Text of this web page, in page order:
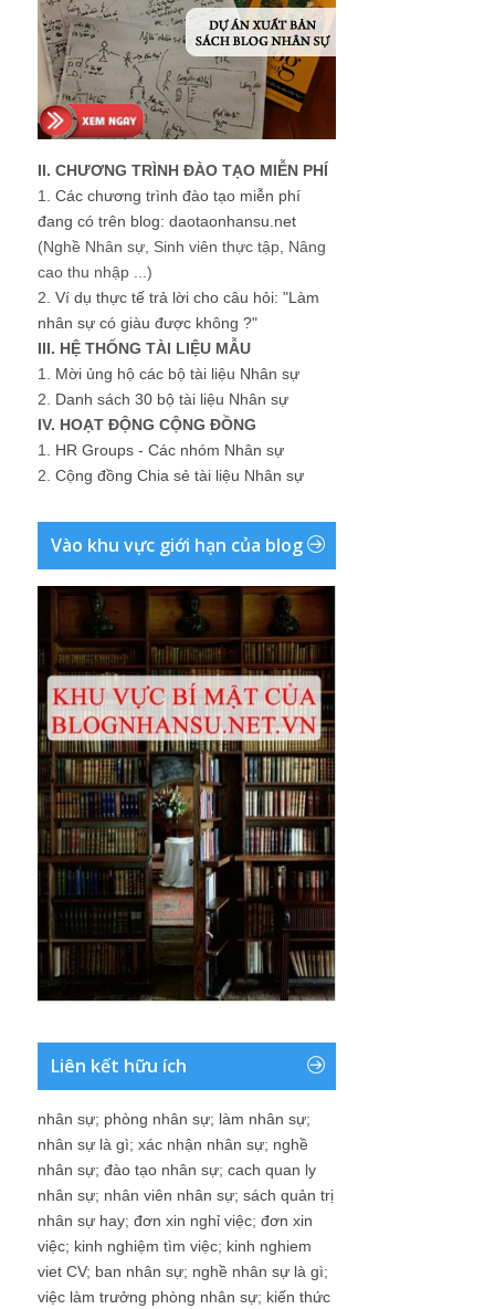
II. CHƯƠNG TRÌNH ĐÀO TẠO MIỄN PHÍ
1. Các chương trình đào tạo miễn phí
đang có trên blog: daotaonhansu.net
(Nghề Nhân sự, Sinh viên thực tập, Nâng
cao thu nhập ...)
2. Ví dụ thực tế trả lời cho câu hỏi: "Làm
nhân sự có giàu được không ?"
III. HỆ THỐNG TÀI LIỆU MẪU
1. Mời ủng hộ các bộ tài liệu Nhân sự
2. Danh sách 30 bộ tài liệu Nhân sự
IV. HOẠT ĐỘNG CỘNG ĐỒNG
1. HR Groups - Các nhóm Nhân sự
2. Cộng đồng Chia sẻ tài liệu Nhân sự
Vào khu vực giới hạn của blog
Liên kết hữu ích
nhân sự; phòng nhân sự; làm nhân sự;
nhân sự là gì; xác nhận nhân sự; nghề
nhân sự; đào tạo nhân sự; cach quan ly
nhân sự; nhân viên nhân sự; sách quản trị
nhân sự hay; đơn xin nghỉ việc; đơn xin
việc; kinh nghiệm tìm việc; kinh nghiem
viet CV; ban nhân sự; nghề nhân sự là gì;
việc làm trưởng phòng nhân sự; kiến thức